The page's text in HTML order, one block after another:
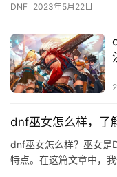
置 首…
DNF 2023年5月22日
dnf巫女怎么样，了
dnf巫女怎么样？巫女是
特点。在这篇文章中，